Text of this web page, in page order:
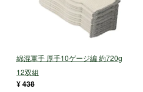
綿混軍手 厚手10ゲージ編 約720g
12双組
¥438